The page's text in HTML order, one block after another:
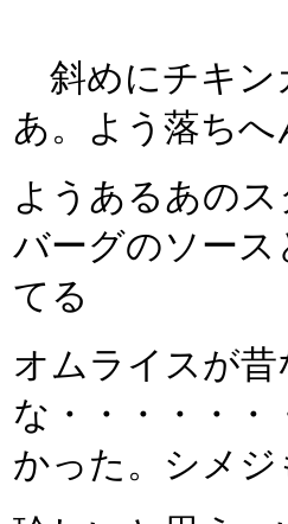
斜めにチキン
あ。よう落ち
ようあるあの
バーグのソー
てる
オムライスが
な・・・・・
かった。シメ